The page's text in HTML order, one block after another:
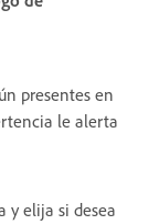
presentes en
le alerta
y elija si desea